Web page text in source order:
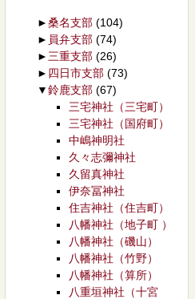
►桑名支部 (104)
► 員弁支部 (74)
► 三重支部 (26)
► 四日市支部 (73)
▼鈴鹿支部 (67)
三宅神社（三宅町）
三宅神社（国府町）
中嶋神明社
久々志彌神社
久留真神社
伊奈冨神社
住吉神社（住吉町）
八幡神社（地子町 ）
八幡神社（磯山）
八幡神社（竹野）
八幡神社（算所）
八重垣神社（十宮